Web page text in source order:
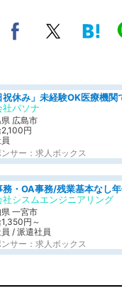
社パソナ
広島市
円
ンサー：求人ボックス
社シスムエンジニアリング
一宮市
円～
/ 派遣社員
ンサー：求人ボックス